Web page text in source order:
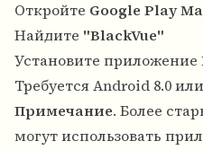
Откройте Google Play
Найдите "BlackVue"
Установите приложение
Требуется Android 8.0
Примечание. Более
могут использовать